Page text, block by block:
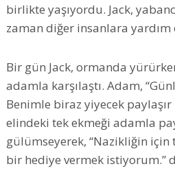
birlikte yaşıyordu. Jack,
zaman diğer insanlara yardım
Bir gün Jack, ormanda
adamla karşılaştı. Adam,
Benimle biraz yiyecek paylaşır
elindeki tek ekmeği adamla
gülümseyerek, “Nazikliğin için
bir hediye vermek istiyorum.”